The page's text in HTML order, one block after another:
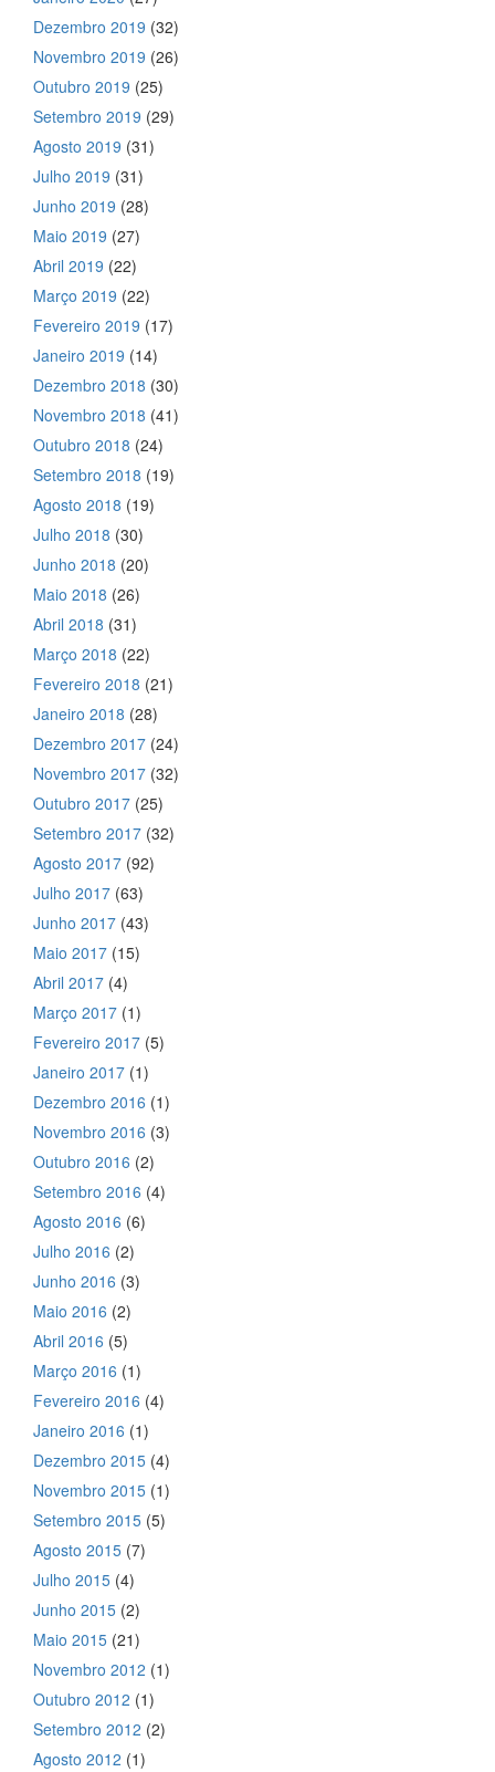
Dezembro 2019 (32)
Novembro 2019 (26)
Outubro 2019 (25)
Setembro 2019 (29)
Agosto 2019 (31)
Julho 2019 (31)
Junho 2019 (28)
Maio 2019 (27)
Abril 2019 (22)
Março 2019 (22)
Fevereiro 2019 (17)
Janeiro 2019 (14)
Dezembro 2018 (30)
Novembro 2018 (41)
Outubro 2018 (24)
Setembro 2018 (19)
Agosto 2018 (19)
Julho 2018 (30)
Junho 2018 (20)
Maio 2018 (26)
Abril 2018 (31)
Março 2018 (22)
Fevereiro 2018 (21)
Janeiro 2018 (28)
Dezembro 2017 (24)
Novembro 2017 (32)
Outubro 2017 (25)
Setembro 2017 (32)
Agosto 2017 (92)
Julho 2017 (63)
Junho 2017 (43)
Maio 2017 (15)
Abril 2017 (4)
Março 2017 (1)
Fevereiro 2017 (5)
Janeiro 2017 (1)
Dezembro 2016 (1)
Novembro 2016 (3)
Outubro 2016 (2)
Setembro 2016 (4)
Agosto 2016 (6)
Julho 2016 (2)
Junho 2016 (3)
Maio 2016 (2)
Abril 2016 (5)
Março 2016 (1)
Fevereiro 2016 (4)
Janeiro 2016 (1)
Dezembro 2015 (4)
Novembro 2015 (1)
Setembro 2015 (5)
Agosto 2015 (7)
Julho 2015 (4)
Junho 2015 (2)
Maio 2015 (21)
Novembro 2012 (1)
Outubro 2012 (1)
Setembro 2012 (2)
Agosto 2012 (1)